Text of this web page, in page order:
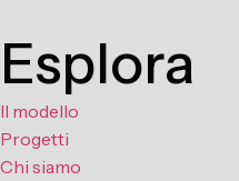
Esplora
Il modello
Progetti
Chi siamo